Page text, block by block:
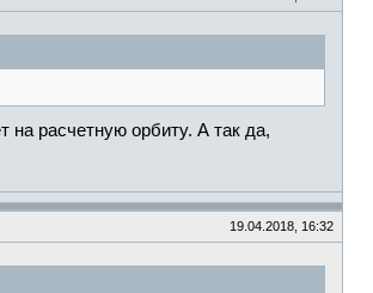
на расчетную орбиту. А так да,
19.04.2018, 16:32